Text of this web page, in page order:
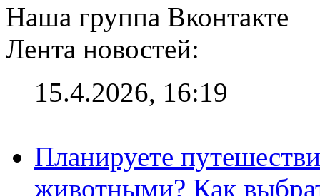
Наша группа Вконтакте
Лента новостей:
15.4.2026, 16:19
Планируете
животными? Как